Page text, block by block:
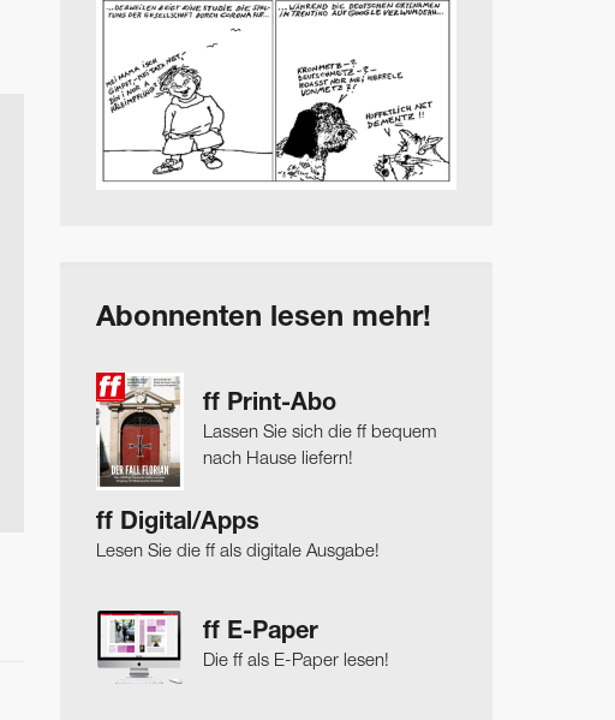
Abonnenten lesen mehr!
ff Print-Abo
Lassen Sie sich die ff bequem
nach Hause liefern!
ff Digital/Apps
Lesen Sie die ff als digitale Ausgabe!
ff E-Paper
Die ff als E-Paper lesen!